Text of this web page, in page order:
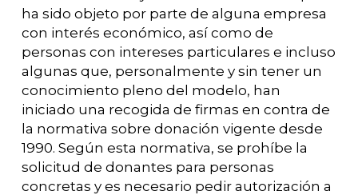
ha sido objeto por parte de alguna empresa
con interés económico, así como de
personas con intereses particulares e incluso
algunas que, personalmente y sin tener un
conocimiento pleno del modelo, han
iniciado una recogida de firmas en contra de
la normativa sobre donación vigente desde
1990. Según esta normativa, se prohíbe la
solicitud de donantes para personas
concretas y es necesario pedir autorización a